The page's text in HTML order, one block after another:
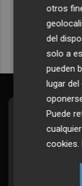
Todos
otros
del
solo a
pueden
lugar
Puede
cookies.